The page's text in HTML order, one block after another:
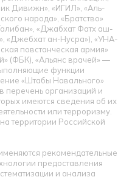
Дивижн», «ИГИЛ», «Аль-
народа», «Братство»
«Джабхат Фатх аш-
«Джебхат ан-Нусра»), «УНА-
повстанческая армия»
(ФБК), «Альянс врачей» —
функции
«Штабы Навального»
организаций и
имеются сведения об их
или терроризму.
территории Российской
рекомендательные
предоставления
и анализа